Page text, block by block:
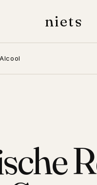
niets